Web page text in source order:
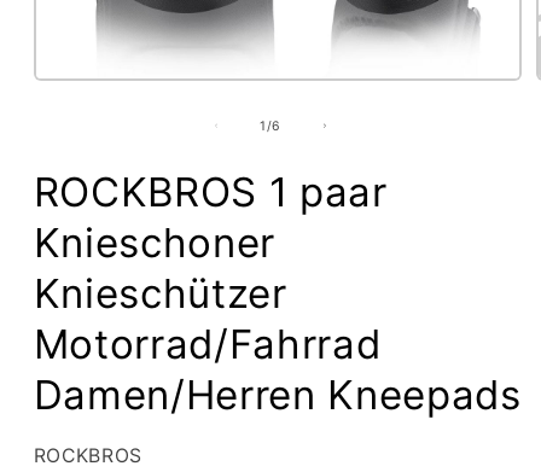
Medien
öffnen
1/von
6
ROCKBROS 1 paar
Knieschoner
Knieschützer
Motorrad/Fahrrad
Damen/Herren Kneepads
ROCKBROS